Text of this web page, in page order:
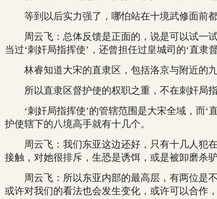
等到以后实力强了，哪怕站在十境武修面前都
周云飞：总体反馈是正面的，说是可以试一试
当过‘刺奸局指挥使’，还曾担任过皇城司的‘直
林睿知道大宋的直隶区，包括洛京与附近的九
所以直隶区督护使的权职之重，不在刺奸局指
‘刺奸局指挥使’的管辖范围是大宋全域，而‘
护使辖下的八境高手就有十几个。
周云飞：我们东亚这边还好，只有十几人犯在
接触，对她很排斥，生恐是诱饵，或是被卸磨杀驴
周云飞：所以东亚内部的最高层，有两位是不
或许对我们的看法也会发生变化，或许可以合作